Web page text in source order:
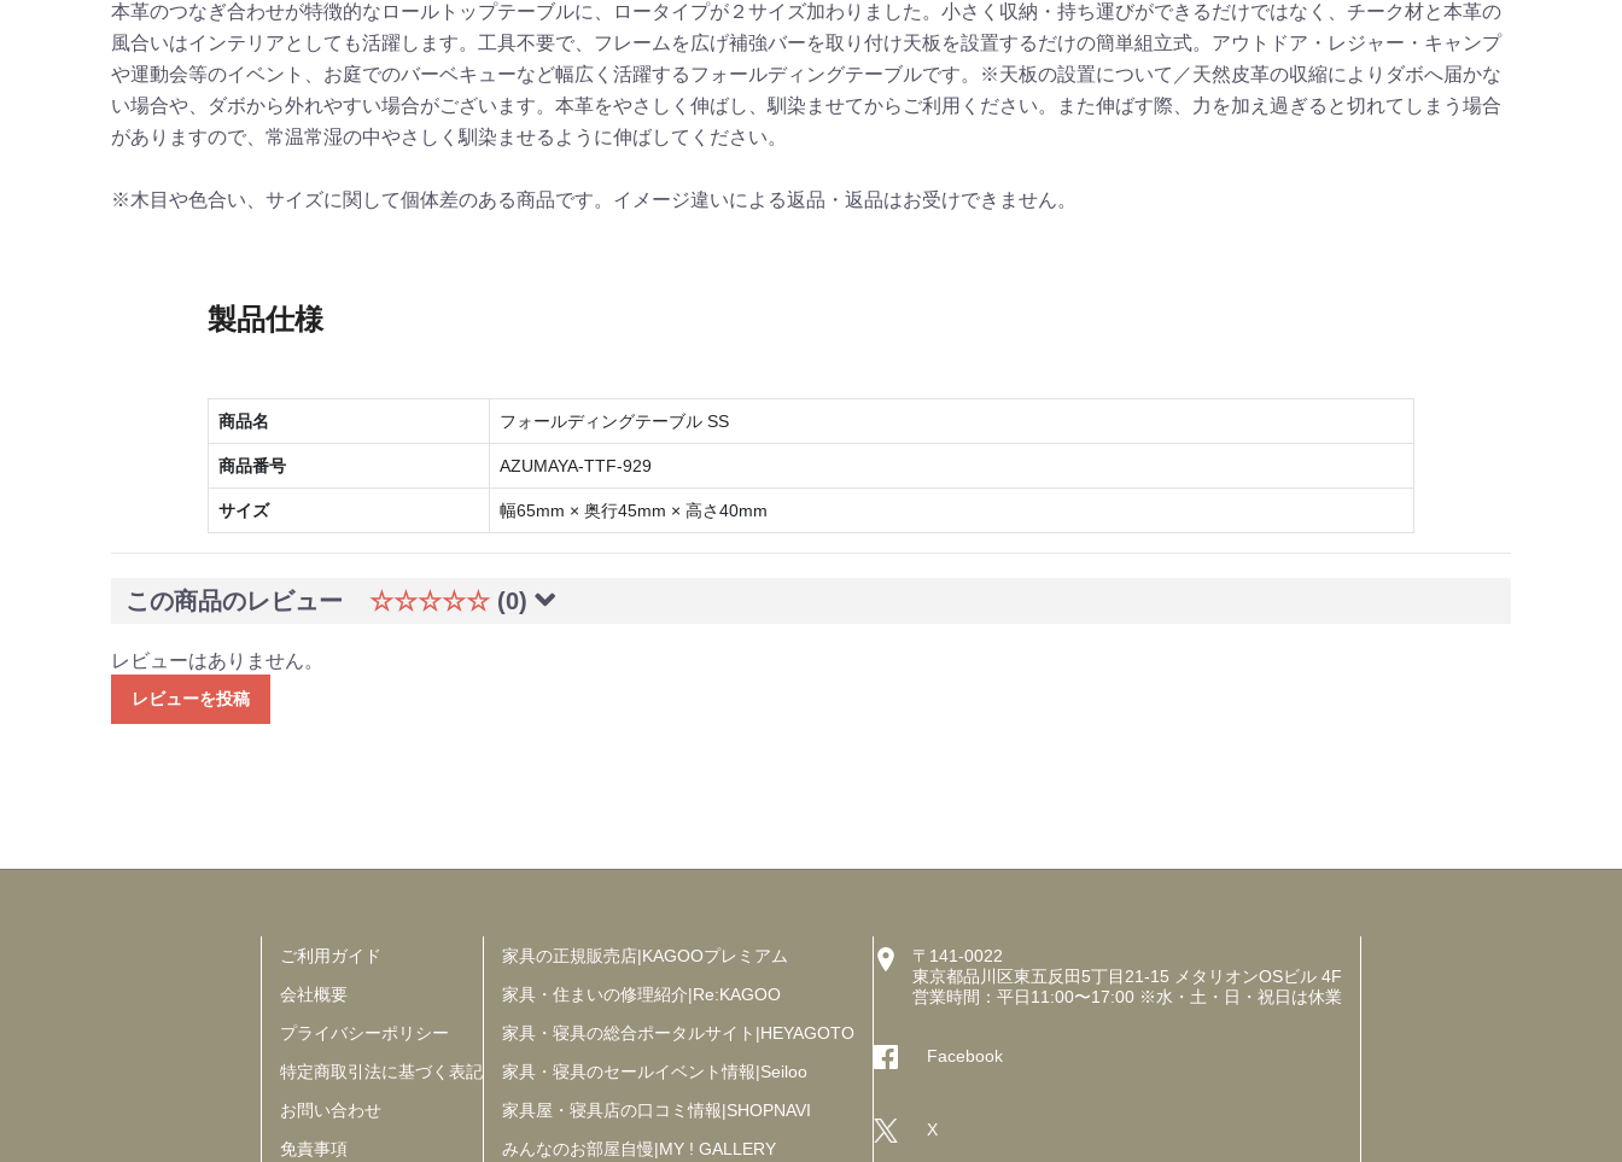
本革のつなぎ合わせが特徴的なロールトップテーブルに、ロータイプが２サイズ加わりました。小さく収納・持ち運びができるだけではなく、チーク材と本革の
風合いはインテリアとしても活躍します。工具不要で、フレームを広げ補強バーを取り付け天板を設置するだけの簡単組立式。アウトドア・レジャー・キャンプ
や運動会等のイベント、お庭でのバーベキューなど幅広く活躍するフォールディングテーブルです。※天板の設置について／天然皮革の収縮によりダボへ届かな
い場合や、ダボから外れやすい場合がございます。本革をやさしく伸ばし、馴染ませてからご利用ください。また伸ばす際、力を加え過ぎると切れてしまう場合
がありますので、常温常湿の中やさしく馴染ませるように伸ばしてください。
※木目や色合い、サイズに関して個体差のある商品です。イメージ違いによる返品・返品はお受けできません。
製品仕様
商品名 フォールディングテーブル SS
商品番号 AZUMAYA-TTF-929
サイズ 幅65mm × 奥行45mm × 高さ40mm
この商品のレビュー ☆☆☆☆☆ (0)
レビューはありません。
レビューを投稿
ご利用ガイド
会社概要
プライバシーポリシー
特定商取引法に基づく表記
お問い合わせ
免責事項
家具の正規販売店|KAGOOプレミアム
家具・住まいの修理紹介|Re:KAGOO
家具・寝具の総合ポータルサイト|HEYAGOTO
家具・寝具のセールイベント情報|Seiloo
家具屋・寝具店の口コミ情報|SHOPNAVI
みんなのお部屋自慢|MY ! GALLERY
〒141-0022
東京都品川区東五反田5丁目21-15 メタリオンOSビル 4F
営業時間：平日11:00〜17:00 ※水・土・日・祝日は休業
Facebook
X